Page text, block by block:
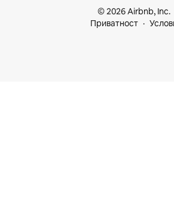
© 2026 Airbnb, Inc.
Приватност